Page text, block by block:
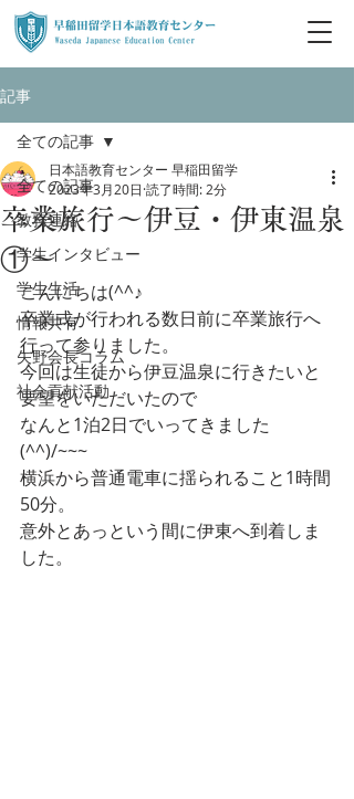
記事
全ての記事
教務連絡
学生インタビュー
学生生活
情報共有
矢野会長コラム
社会貢献活動
全ての記事
卒業旅行～伊豆・伊東温泉
①～
日本語教育センター 早稲田留学
2023年3月20日 読了時間: 2分
こんにちは(^^♪
卒業式が行われる数日前に卒業旅行へ
行って参りました。
今回は生徒から伊豆温泉に行きたいと
要望をいただいたので
なんと1泊2日でいってきました
(^^)/~~~
横浜から普通電車に揺られること1時間
50分。
意外とあっという間に伊東へ到着しま
した。